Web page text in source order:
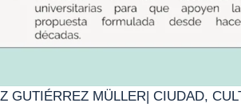
GUTIÉRREZ MÜLLER| CIUDAD,